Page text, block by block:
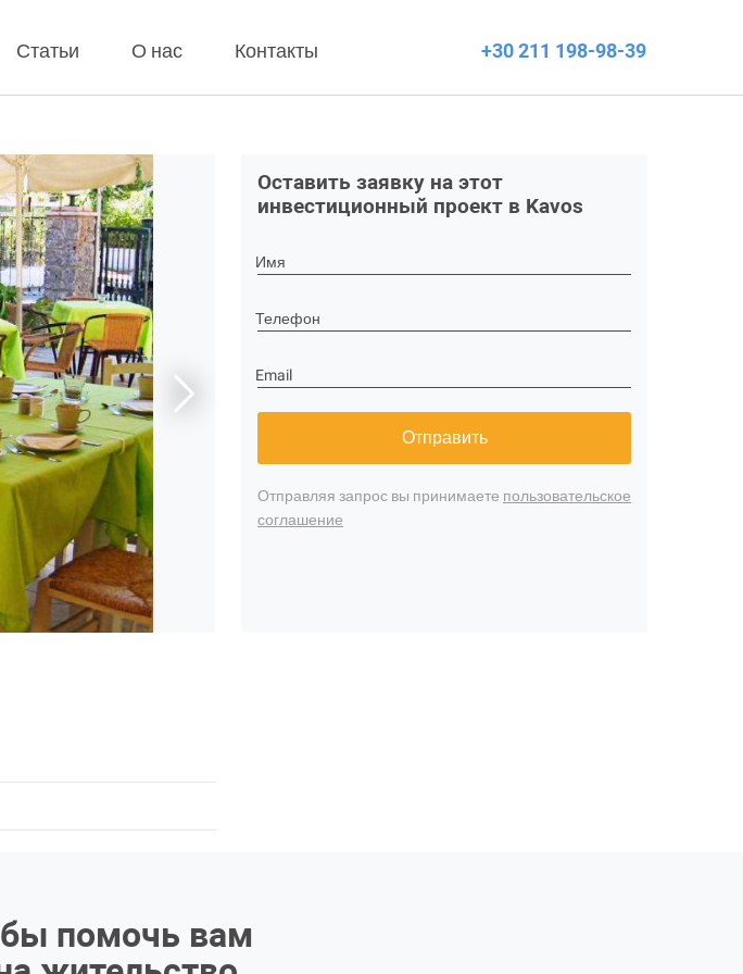
Статьи О нас Контакты +30 211 198-98-39
Оставить заявку на этот
инвестиционный проект в Kavos
Имя
Телефон
Email
Отправить
Отправляя запрос вы принимаете пользовательское
соглашение
помочь вам